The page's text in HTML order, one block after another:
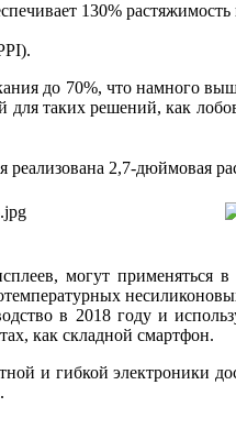
130%
до 70%, что намного
таких решений, как
2,7-дюймовая
могут применяться
в 2018 году и
как складной смартфон.
и гибкой электроники